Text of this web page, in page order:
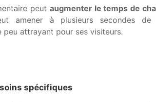
peut augmenter le temps de
amener à plusieurs secondes
peu attrayant pour ses visiteurs.
spécifiques